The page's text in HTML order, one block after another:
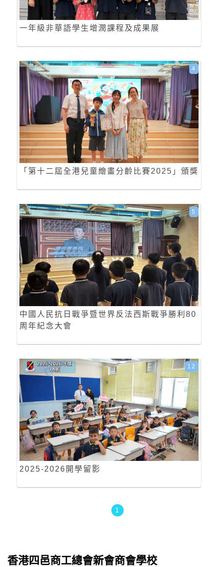
一年級非華語學生增潤課程及成果展
「第十二屆全港兒童繪畫分齡比賽2025」頒獎
4
中國人民抗日戰爭暨世界反法西斯戰爭勝利80
周年紀念大會
5
2025-2026開學留影
12
1
香港四邑商工總會新會商會學校